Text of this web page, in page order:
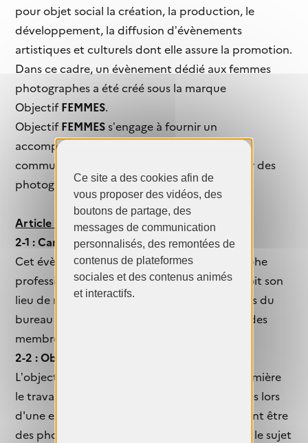
pour objet social la création, la production, le
développement, la diffusion d’évènements
artistiques et culturels dont elle assure la promotion.
Dans ce cadre, un évènement dédié aux femmes
photographes a été créé sous la marque
ObjectifFEMMES.
ObjectifFEMMESs’engage à fournir un
accompagnement de qualité et toute la
communication nécessaire à la mise en valeur des
photographes et de leurs œuvres.
Article 2 : Participation
2-1 : Candidature
Cet évènement est ouvert à toute photographe
professionnelle, de 18 ans et plus, quel que soit son
lieu de résidence et à l’exclusion des membres du
bureau de l’association PARIS
et des
membres du Jury Objectif
2-2 : Objectif de l'évènement
L’objectif de l'évènement est de mettre en lumière
le travail et le talent de femmes photographes lors
d'une exposition collective. Les œuvres doivent être
des photographies fixes (et ou animées) dont le sujet
Ce site a des cookies afin de
vous proposer des vidéos, des
boutons de partage, des
messages de communication
personnalisés, des remontées de
contenus de plateformes
sociales et des contenus animés
et interactifs.